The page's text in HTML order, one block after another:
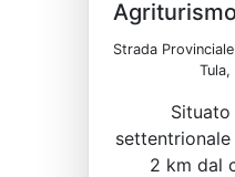
Strada
Tula,
settentrionale
2 km dal